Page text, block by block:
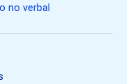
no verbal